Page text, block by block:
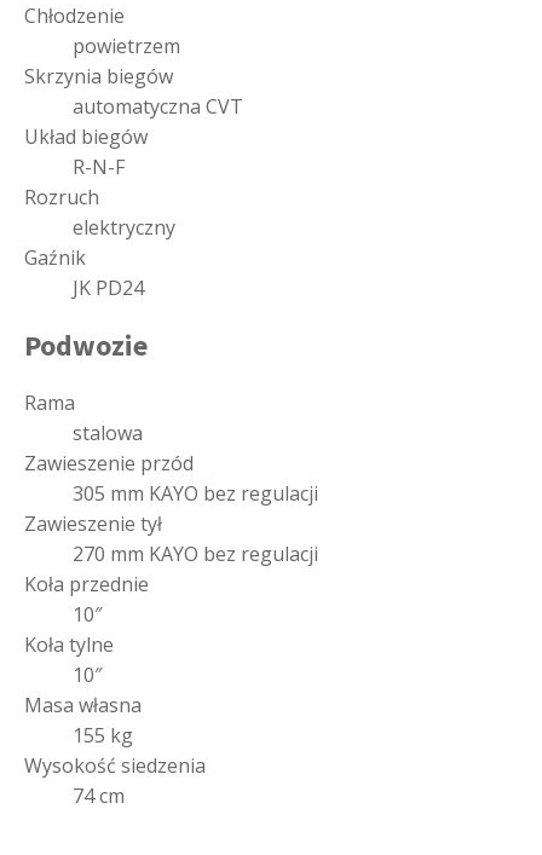
Chłodzenie
powietrzem
Skrzynia biegów
automatyczna CVT
Układ biegów
R-N-F
Rozruch
elektryczny
Gaźnik
JK PD24
Podwozie
Rama
stalowa
Zawieszenie przód
305 mm KAYO bez regulacji
Zawieszenie tył
270 mm KAYO bez regulacji
Koła przednie
10″
Koła tylne
10″
Masa własna
155 kg
Wysokość siedzenia
74 cm